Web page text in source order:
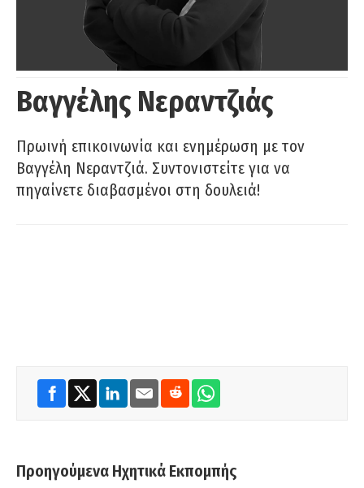
Βαγγέλης Νεραντζιάς
Πρωινή επικοινωνία και ενημέρωση με τον
Βαγγέλη Νεραντζιά. Συντονιστείτε για να
πηγαίνετε διαβασμένοι στη δουλειά!
Προηγούμενα Ηχητικά Εκπομπής